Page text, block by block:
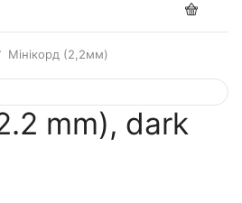
Мінікорд (2,2мм)
mm), dark